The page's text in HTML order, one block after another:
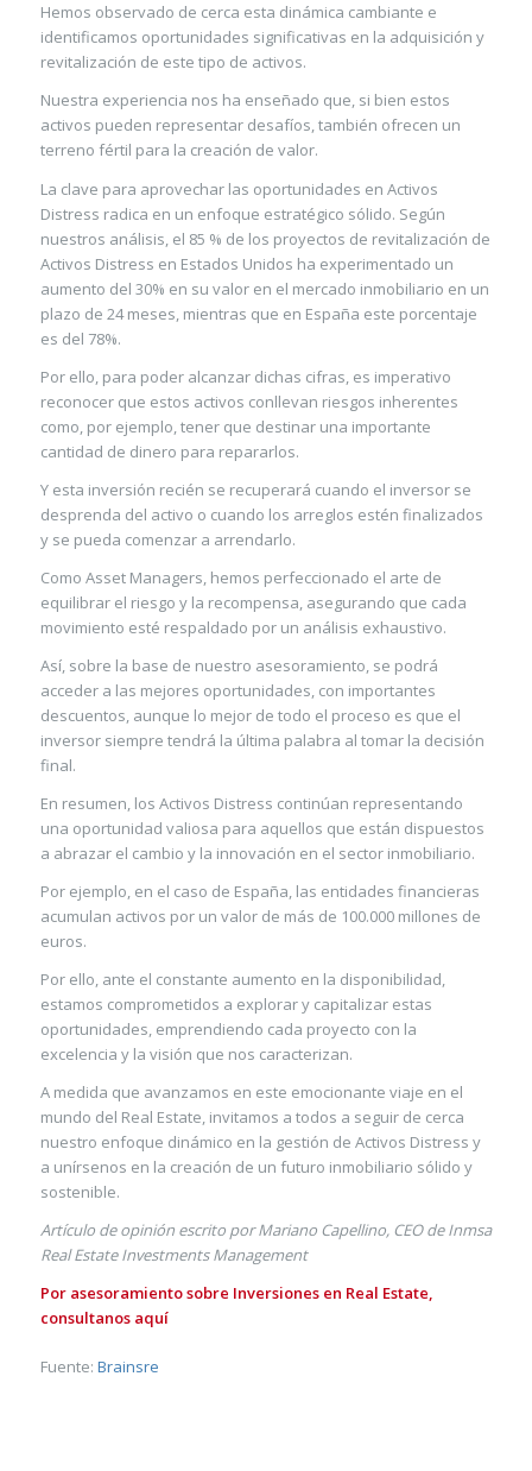
Hemos observado de cerca esta dinámica cambiante e
identificamos oportunidades significativas en la adquisición y
revitalización de este tipo de activos.
Nuestra experiencia nos ha enseñado que, si bien estos
activos pueden representar desafíos, también ofrecen un
terreno fértil para la creación de valor.
La clave para aprovechar las oportunidades en Activos
Distress radica en un enfoque estratégico sólido. Según
nuestros análisis, el 85 % de los proyectos de revitalización de
Activos Distress en Estados Unidos ha experimentado un
aumento del 30% en su valor en el mercado inmobiliario en un
plazo de 24 meses, mientras que en España este porcentaje
es del 78%.
Por ello, para poder alcanzar dichas cifras, es imperativo
reconocer que estos activos conllevan riesgos inherentes
como, por ejemplo, tener que destinar una importante
cantidad de dinero para repararlos.
Y esta inversión recién se recuperará cuando el inversor se
desprenda del activo o cuando los arreglos estén finalizados
y se pueda comenzar a arrendarlo.
Como Asset Managers, hemos perfeccionado el arte de
equilibrar el riesgo y la recompensa, asegurando que cada
movimiento esté respaldado por un análisis exhaustivo.
Así, sobre la base de nuestro asesoramiento, se podrá
acceder a las mejores oportunidades, con importantes
descuentos, aunque lo mejor de todo el proceso es que el
inversor siempre tendrá la última palabra al tomar la decisión
final.
En resumen, los Activos Distress continúan representando
una oportunidad valiosa para aquellos que están dispuestos
a abrazar el cambio y la innovación en el sector inmobiliario.
Por ejemplo, en el caso de España, las entidades financieras
acumulan activos por un valor de más de 100.000 millones de
euros.
Por ello, ante el constante aumento en la disponibilidad,
estamos comprometidos a explorar y capitalizar estas
oportunidades, emprendiendo cada proyecto con la
excelencia y la visión que nos caracterizan.
A medida que avanzamos en este emocionante viaje en el
mundo del Real Estate, invitamos a todos a seguir de cerca
nuestro enfoque dinámico en la gestión de Activos Distress y
a unírsenos en la creación de un futuro inmobiliario sólido y
sostenible.
Artículo de opinión escrito por Mariano Capellino, CEO de Inmsa
Real Estate Investments Management
Por asesoramiento sobre Inversiones en Real Estate,
consultanos aquí
Fuente: Brainsre